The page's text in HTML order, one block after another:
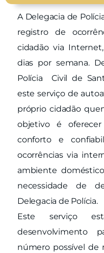
A Delegacia de
registro de
cidadão via
dias por semana.
Polícia Civil de
este serviço de
próprio cidadão
objetivo é
conforto e
ocorrências via
ambiente
necessidade de
Delegacia de Polícia.
Este serviço
desenvolvimento
número possível de